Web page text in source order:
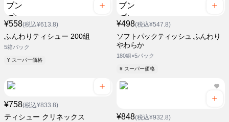
¥558(税込¥613.8)
ふんわりティシュー 200組
5箱パック
¥ スーパー価格
¥498(税込¥547.8)
ソフトパックティッシュ ふんわり
やわらか
180組×5パック
¥ スーパー価格
¥758(税込¥833.8)
ティシュー クリネックス ¥848(税込¥932.8)